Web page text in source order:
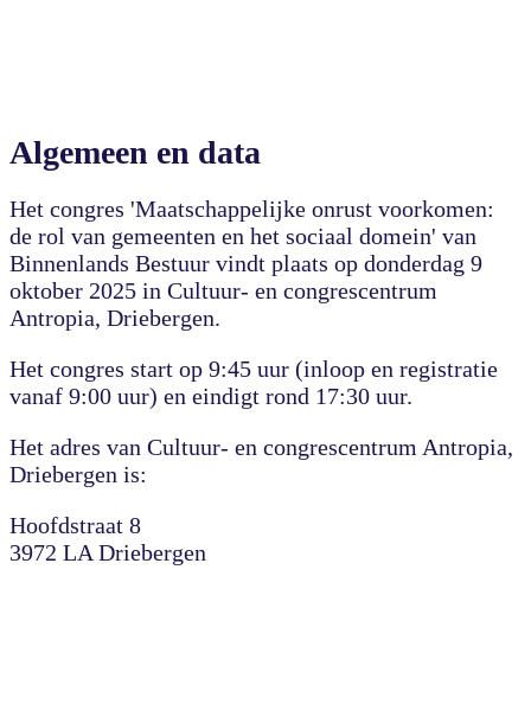
Algemeen en data
Het congres 'Maatschappelijke onrust voorkomen:
de rol van gemeenten en het sociaal domein' van
Binnenlands Bestuur vindt plaats op donderdag 9
oktober 2025 in Cultuur- en congrescentrum
Antropia, Driebergen.
Het congres start op 9:45 uur (inloop en registratie
vanaf 9:00 uur) en eindigt rond 17:30 uur.
Het adres van Cultuur- en congrescentrum Antropia,
Driebergen is:
Hoofdstraat 8
3972 LA Driebergen